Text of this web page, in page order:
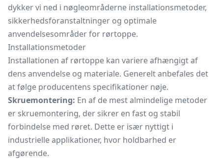
dykker vi ned i nøgleområderne installationsmetoder,
sikkerhedsforanstaltninger og optimale
anvendelsesområder for rørtoppe.
Installationsmetoder
Installationen af rørtoppe kan variere afhængigt af
dens anvendelse og materiale. Generelt anbefales det
at følge producentens specifikationer nøje.
Skruemontering: En af de mest almindelige metoder
er skruemontering, der sikrer en fast og stabil
forbindelse med røret. Dette er især nyttigt i
industrielle applikationer, hvor holdbarhed er
afgørende.